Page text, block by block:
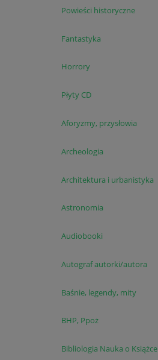
Powieści historyczne
Fantastyka
Horrory
Płyty CD
Aforyzmy, przysłowia
Archeologia
Architektura i urbanistyka
Astronomia
Audiobooki
Autograf autorki/autora
Baśnie, legendy, mity
BHP, Ppoż
Bibliologia Nauka o Książce